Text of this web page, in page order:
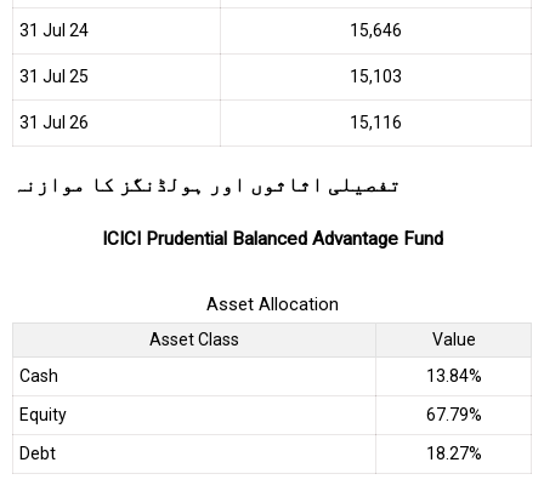
31 Jul 24 ₹15,646
31 Jul 25 ₹15,103
31 Jul 26 ₹15,116
تفصیلی اثاثوں اور ہولڈنگز کا موازنہ
ICICI Prudential Balanced Advantage Fund
Asset Allocation
Asset Class
Value
Cash
13.84%
Equity
67.79%
Debt
18.27%